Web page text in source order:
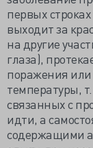
первых
выходит за
на другие
глаза),
поражения
температуры,
связанных с
идти, а
содержащими